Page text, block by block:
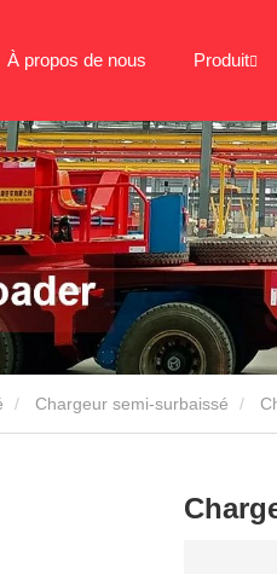
À propos de nous Produit
Chargeur semi-surbaissé